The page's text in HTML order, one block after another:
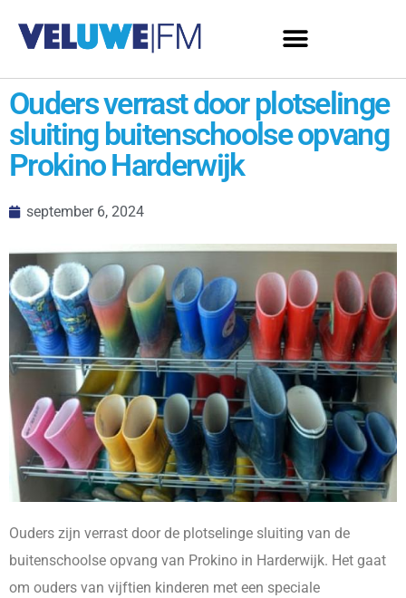
Ouders verrast door plotselinge
sluiting buitenschoolse opvang
Prokino Harderwijk
september 6, 2024
Ouders zijn verrast door de plotselinge sluiting van de
buitenschoolse opvang van Prokino in Harderwijk. Het gaat
om ouders van vijftien kinderen met een speciale